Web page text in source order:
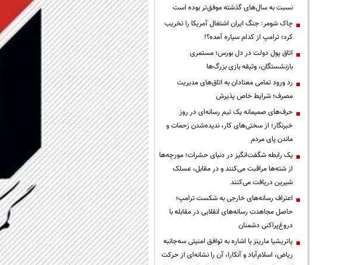
نسبت به سال‌های گذشته موفق‌تر بوده است
چاک شومر: جنگ ایران اشتغال آمریکا را تخریب
کرد؛ ترامپ از کدام سیاره آمده؟!
اتاق پول دولت در دل بورس؛ مستمری
بازنشستگان، وثیقه بازی بزرگ‌ها
رد ورود تمامی معتادان به اتاق‌های مدیریت
مصرف؛ شرایط خاص پذیرش
حرف‌های صمیمانه یک تیم رسانه‌ای در روز
خبرنگار؛ از سختی‌های کار، ندیده‌شدن زحمات و
ماندن پای مردم
یک رابطه شگفت‌انگیز در دنیای حشرات؛ مورچه‌ها
از شته‌ها مراقبت می‌کنند و در مقابل، عسلک
شیرین دریافت می‌کنند
اعتراف رسانه‌های خارجی به شکست ترامپ؛
حاصل مجاهدت رسانه‌های انقلابی در مقابله با
دروغ‌پراکنی دشمنان
پاتریشیا مارینز با اشاره به توافق امنیتی سه‌جانبه
ریاض، اسلام‌آباد و آنکارا، آن را نشانه‌ای از حرکت